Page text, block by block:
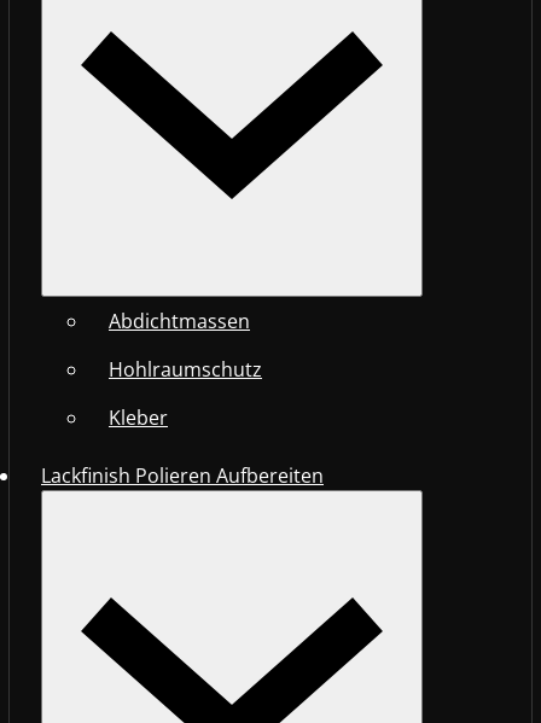
Abdichtmassen
Hohlraumschutz
Kleber
Lackfinish Polieren Aufbereiten